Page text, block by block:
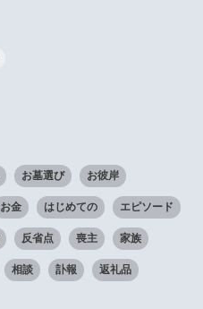
お墓選び お彼岸
お金 はじめての エピソード
反省点 喪主 家族
相談 訃報 返礼品